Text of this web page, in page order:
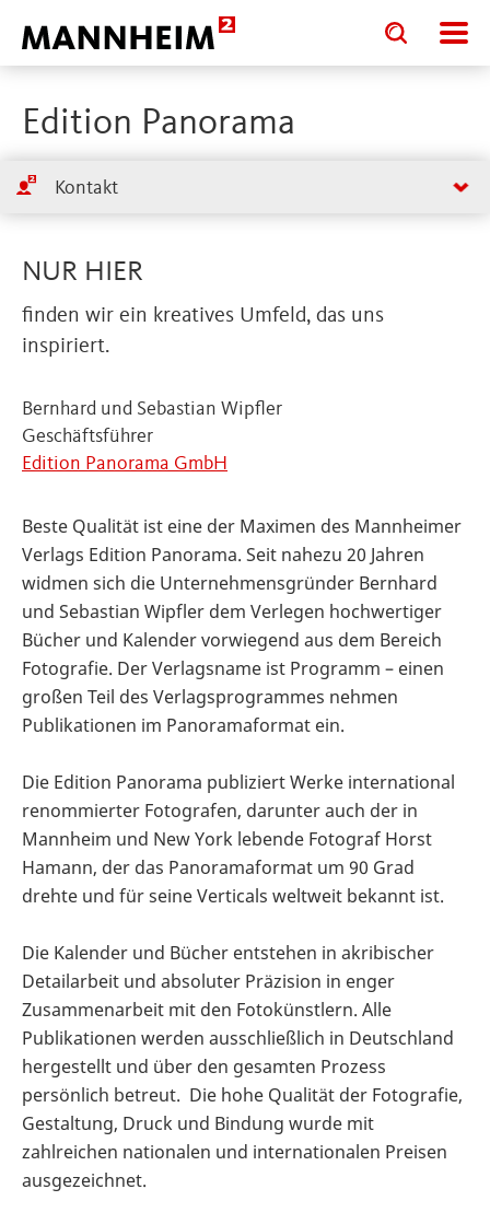
Toggle
search
input
Toggle
search
input
Edition Panorama
Kontakt
NUR HIER
finden wir ein kreatives Umfeld, das uns
inspiriert.
Bernhard und Sebastian Wipfler
Geschäftsführer
Edition Panorama GmbH
Beste Qualität ist eine der Maximen des Mannheimer
Verlags Edition Panorama. Seit nahezu 20 Jahren
widmen sich die Unternehmensgründer Bernhard
und Sebastian Wipfler dem Verlegen hochwertiger
Bücher und Kalender vorwiegend aus dem Bereich
Fotografie. Der Verlagsname ist Programm – einen
großen Teil des Verlagsprogrammes nehmen
Publikationen im Panoramaformat ein.
Die Edition Panorama publiziert Werke international
renommierter Fotografen, darunter auch der in
Mannheim und New York lebende Fotograf Horst
Hamann, der das Panoramaformat um 90 Grad
drehte und für seine Verticals weltweit bekannt ist.
Die Kalender und Bücher entstehen in akribischer
Detailarbeit und absoluter Präzision in enger
Zusammenarbeit mit den Fotokünstlern. Alle
Publikationen werden ausschließlich in Deutschland
hergestellt und über den gesamten Prozess
persönlich betreut. Die hohe Qualität der Fotografie,
Gestaltung, Druck und Bindung wurde mit
zahlreichen nationalen und internationalen Preisen
ausgezeichnet.